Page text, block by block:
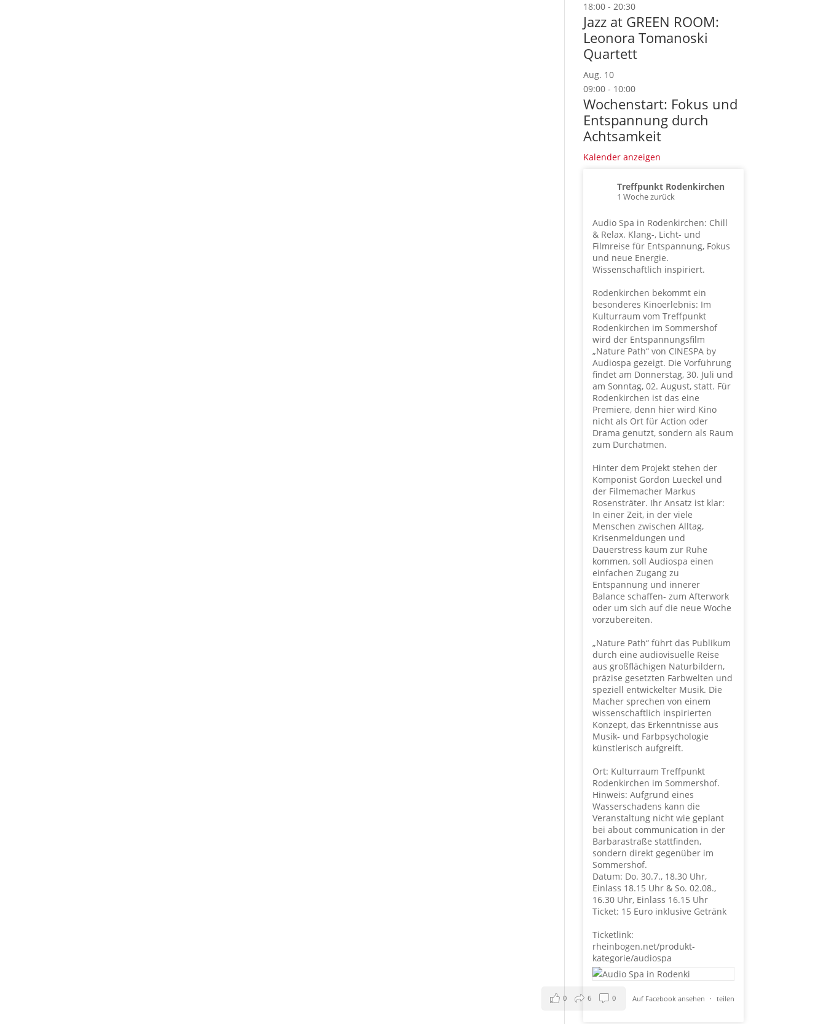
18:00 -20:30
Jazz at GREEN ROOM:
Leonora Tomanoski
Quartett
Aug. 10
09:00 - 10:00
Wochenstart: Fokus und
Entspannung durch
Achtsamkeit
Kalender anzeigen
Treffpunkt Rodenkirchen
1 Woche zurück
Audio Spa in Rodenkirchen: Chill
& Relax. Klang-, Licht- und
Filmreise für Entspannung, Fokus
und neue Energie.
Wissenschaftlich inspiriert.
Rodenkirchen bekommt ein
besonderes Kinoerlebnis: Im
Kulturraum vom Treffpunkt
Rodenkirchen im Sommershof
wird der Entspannungsfilm
„Nature Path“ von CINESPA by
Audiospa gezeigt. Die Vorführung
findet am Donnerstag, 30. Juli und
am Sonntag, 02. August, statt. Für
Rodenkirchen ist das eine
Premiere, denn hier wird Kino
nicht als Ort für Action oder
Drama genutzt, sondern als Raum
zum Durchatmen.
Hinter dem Projekt stehen der
Komponist Gordon Lueckel und
der Filmemacher Markus
Rosensträter. Ihr Ansatz ist klar:
In einer Zeit, in der viele
Menschen zwischen Alltag,
Krisenmeldungen und
Dauerstress kaum zur Ruhe
kommen, soll Audiospa einen
einfachen Zugang zu
Entspannung und innerer
Balance schaffen- zum Afterwork
oder um sich auf die neue Woche
vorzubereiten.
„Nature Path“ führt das Publikum
durch eine audiovisuelle Reise
aus großflächigen Naturbildern,
präzise gesetzten Farbwelten und
speziell entwickelter Musik. Die
Macher sprechen von einem
wissenschaftlich inspirierten
Konzept, das Erkenntnisse aus
Musik- und Farbpsychologie
künstlerisch aufgreift.
Ort: Kulturraum Treffpunkt
Rodenkirchen im Sommershof.
Hinweis: Aufgrund eines
Wasserschadens kann die
Veranstaltung nicht wie geplant
bei about communication in der
Barbarastraße stattfinden,
sondern direkt gegenüber im
Sommershof.
Datum: Do. 30.7., 18.30 Uhr,
Einlass 18.15 Uhr & So. 02.08.,
16.30 Uhr, Einlass 16.15 Uhr
Ticket: 15 Euro inklusive Getränk
Ticketlink:
rheinbogen.net/produkt-
kategorie/audiospa
Auf Facebook ansehen · teilen
0 6 0